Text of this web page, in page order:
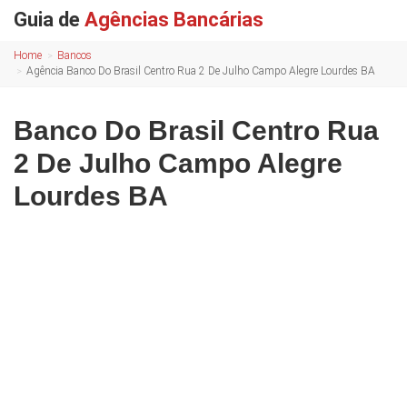
Guia de Agências Bancárias
Home
Bancos
Agência Banco Do Brasil Centro Rua 2 De Julho Campo Alegre Lourdes BA
Banco Do Brasil Centro Rua
2 De Julho Campo Alegre
Lourdes BA